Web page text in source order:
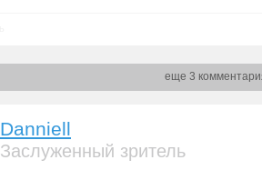
еще 3
Danniell
Заслуженный зритель